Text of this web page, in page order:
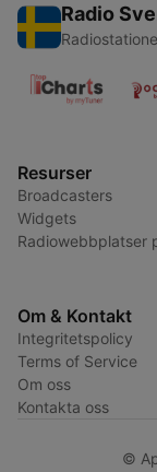
Radio
Resurser
Broadcasters
Widgets
Radiowebbplatser
Om & Kontakt
Integritetspolicy
Terms of Service
Om oss
Kontakta oss
©